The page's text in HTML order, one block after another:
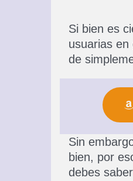
Si bien es
usuarias en
de
Sin
bien, por
debes